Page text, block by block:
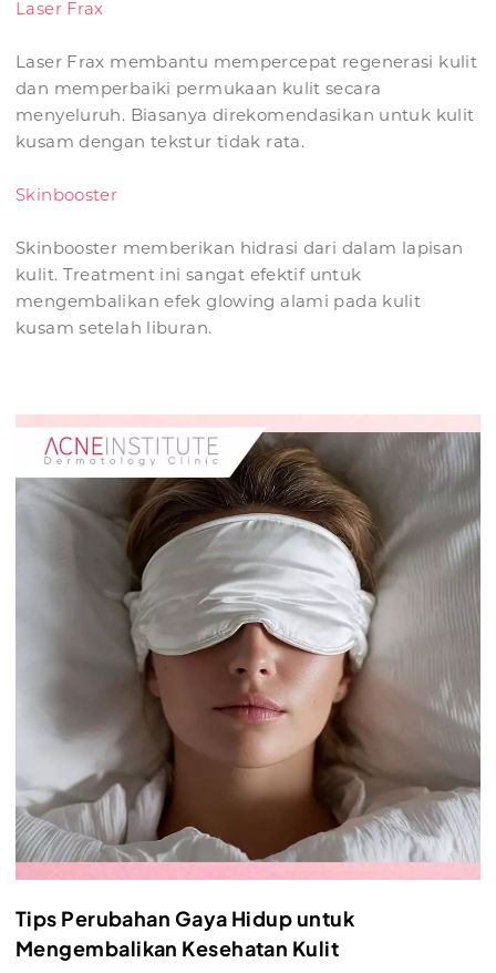
Laser Frax
Laser Frax membantu mempercepat regenerasi kulit
dan memperbaiki permukaan kulit secara
menyeluruh. Biasanya direkomendasikan untuk kulit
kusam dengan tekstur tidak rata.
Skinbooster
Skinbooster memberikan hidrasi dari dalam lapisan
kulit. Treatment ini sangat efektif untuk
mengembalikan efek glowing alami pada kulit
kusam setelah liburan.
Tips Perubahan Gaya Hidup untuk
Mengembalikan Kesehatan Kulit